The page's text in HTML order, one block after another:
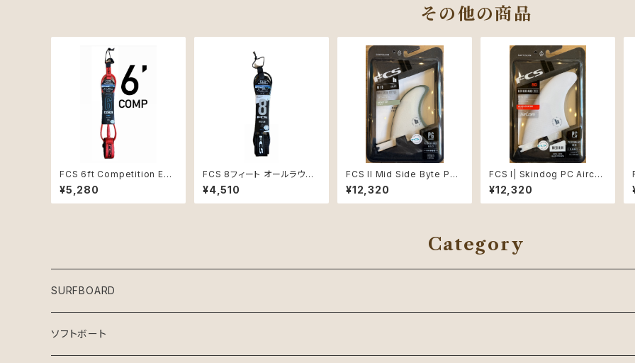
その他の商品
FCS 6ft Competition Ess
ential Leash コードレッド
リーシュコード新品
¥5,280
FCS 8フィート オールラウン
ド クラシック リーシュコード
ブラック新品
¥4,510
FCS II Mid Side Byte PG
3.6" Natural/Alpine Retail
fins
¥12,320
FCS I| Skindog PC Aircor
e Dawn Grey Medium Sid
e Byte
¥12,320
Category
SURFBOARD
Crystal Dreams SURFBOARD
ソフトボート